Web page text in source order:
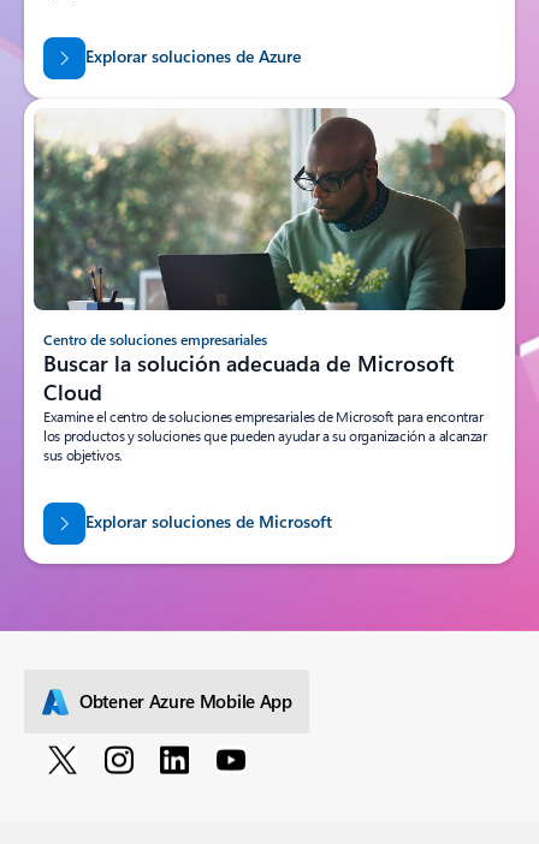
Explorar soluciones de Azure
Centro de soluciones empresariales
Buscar la solución adecuada de Microsoft
Cloud
Examine el centro de soluciones empresariales de Microsoft para encontrar
los productos y soluciones que pueden ayudar a su organización a alcanzar
sus objetivos.
Explorar soluciones de Microsoft
Obtener Azure Mobile App